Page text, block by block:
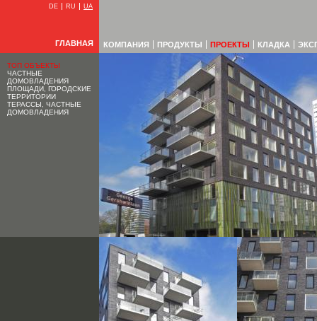
DE RU UA
ГЛАВНАЯ КОМПАНИЯ ПРОДУКТЫ ПРОЕКТЫ КЛАДКА
ТОП ОБЪЕКТЫ
ЧАСТНЫЕ
ДОМОВЛАДЕНИЯ
ПЛОЩАДИ, ГОРОДСКИЕ
ТЕРРИТОРИИ
ТЕРАССЫ, ЧАСТНЫЕ
ДОМОВЛАДЕНИЯ